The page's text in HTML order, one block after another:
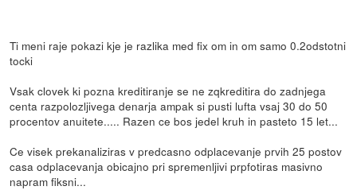
Ti meni raje pokazi kje je razlika med fix om in om samo 0.2odstotni
tocki
Vsak clovek ki pozna kreditiranje se ne zqkreditira do zadnjega
centa razpolozljivega denarja ampak si pusti lufta vsaj 30 do 50
procentov anuitete..... Razen ce bos jedel kruh in pasteto 15 let...
Ce visek prekanaliziras v predcasno odplacevanje prvih 25 postov
casa odplacevanja obicajno pri spremenljivi prpfotiras masivno
napram fiksni...